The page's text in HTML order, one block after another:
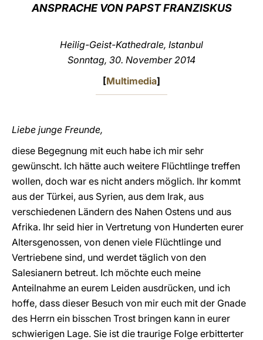
ANSPRACHE VON PAPST FRANZISKUS
Heilig-Geist-Kathedrale, Istanbul
Sonntag, 30. November 2014
[Multimedia]
Liebe junge Freunde,
diese Begegnung mit euch habe ich mir sehr
gewünscht. Ich hätte auch weitere Flüchtlinge treffen
wollen, doch war es nicht anders möglich. Ihr kommt
aus der Türkei, aus Syrien, aus dem Irak, aus
verschiedenen Ländern des Nahen Ostens und aus
Afrika. Ihr seid hier in Vertretung von Hunderten eurer
Altersgenossen, von denen viele Flüchtlinge und
Vertriebene sind, und werdet täglich von den
Salesianern betreut. Ich möchte euch meine
Anteilnahme an eurem Leiden ausdrücken, und ich
hoffe, dass dieser Besuch von mir euch mit der Gnade
des Herrn ein bisschen Trost bringen kann in eurer
schwierigen Lage. Sie ist die traurige Folge erbitterter